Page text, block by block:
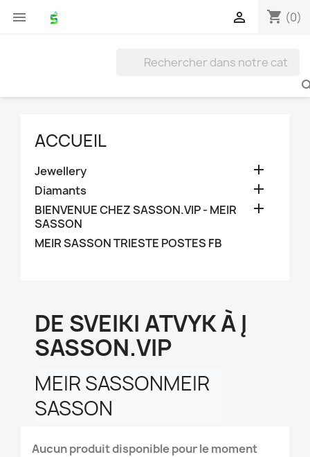
 shopping_cart (0)

ACCUEIL
Jewellery 
Diamants 
BIENVENUE CHEZ SASSON.VIP - MEIR
SASSON

MEIR SASSON TRIESTE POSTES FB
DE SVEIKI ATVYK À Į
SASSON.VIP
MEIR SASSONMEIR
SASSON
Aucun produit disponible pour le moment